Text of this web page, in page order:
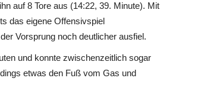
auf 8 Tore aus (14:22, 39. Minute). Mit
das eigene Offensivspiel
Vorsprung noch deutlicher ausfiel.
und konnte zwischenzeitlich sogar
etwas den Fuß vom Gas und